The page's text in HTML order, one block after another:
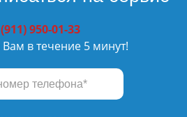
950-01-33
в течение 5 минут!